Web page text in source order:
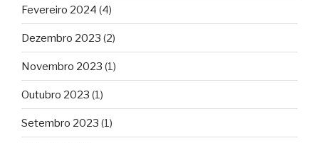
Fevereiro 2024 (4)
Dezembro 2023 (2)
Novembro 2023 (1)
Outubro 2023 (1)
Setembro 2023 (1)